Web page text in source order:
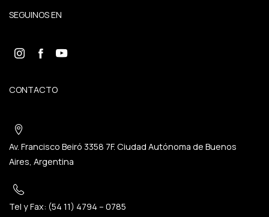
SEGUINOS EN
CONTACTO
Av. Francisco Beiró 3358 7F. Ciudad Autónoma de Buenos
Aires, Argentina
Tel y Fax: (54 11) 4794 – 0785